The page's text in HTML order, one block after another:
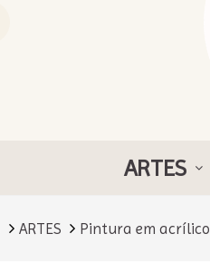
ARTES
ARTES Pintura em acrílico